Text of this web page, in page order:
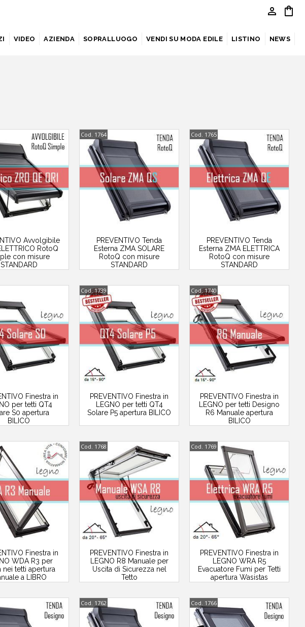
person shopping_bag
VIDEO AZIENDA SOPRALLUOGO VENDI SU MODA EDILE LISTINO NEWS
Avvolgibile
RotoQ
con misure
STANDARD
Cod. 1764
PREVENTIVO Tenda
Esterna ZMA SOLARE
RotoQ con misure
STANDARD
Cod. 1765
PREVENTIVO Tenda
Esterna ZMA ELETTRICA
RotoQ con misure
STANDARD
Finestra in
per tetti QT4
S0 apertura
BILICO
Cod. 1739
PREVENTIVO Finestra in
LEGNO per tetti QT4
Solare P5 apertura BILICO
Cod. 1740
PREVENTIVO Finestra in
LEGNO per tetti Designo
R6 Manuale apertura
BILICO
Finestra in
WDA R3 per
nei tetti apertura
a LIBRO
Cod. 1768
PREVENTIVO Finestra in
LEGNO R8 Manuale per
Uscita di Sicurezza nel
Tetto
Cod. 1769
PREVENTIVO Finestra in
LEGNO WRA R5
Evacuatore Fumi per Tetti
apertura Wasistas
Cod. 1762 Cod. 1766